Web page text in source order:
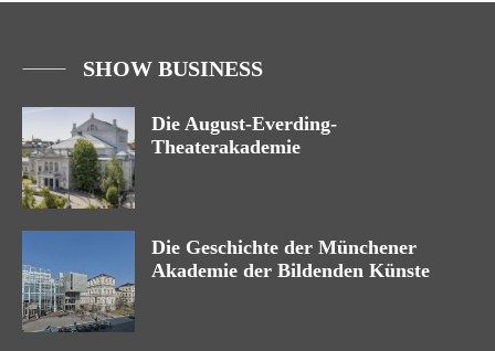
SHOW BUSINESS
Die August-Everding-
Theaterakademie
Die Geschichte der Münchener
Akademie der Bildenden Künste